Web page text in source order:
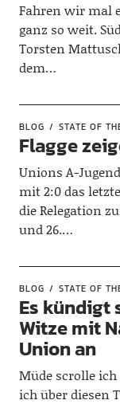
Fahren wir mal
ganz so weit.
Torsten
dem…
BLOG STATE OF
Flagge
Unions A-
mit 2:0 das
die Relegation
und 26.…
BLOG STATE OF
Es kündigt
Witze mit
Union an
Müde scrolle
ich über diesen